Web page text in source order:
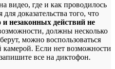
видео, где и как проводилось
доказательства того, что
незаконных действий не
должны несколько
можно воспользоваться
Если нет возможности
все на диктофон.